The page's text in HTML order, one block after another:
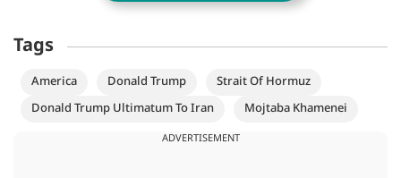
Tags
America Donald Trump
Strait Of Hormuz
Donald Trump Ultimatum To Iran
Mojtaba Khamenei
ADVERTISEMENT